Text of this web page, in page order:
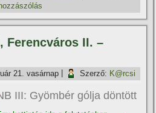
Ferencváros II. –
21. vasárnap Szerző: K@rcsi
III: Gyömbér gólja döntött